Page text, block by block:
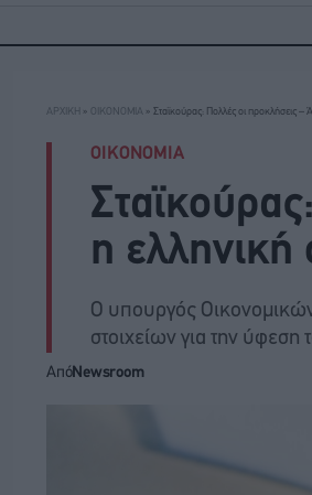
ΑΡΧΙΚΗ » ΟΙΚΟΝΟΜΙΑ » Σταϊκούρας: Πολλές οι προκλήσεις –
ΟΙΚΟΝΟΜΙΑ
η ελληνική
Ο υπουργός
στοιχείων για την ύφεση
ΑπόNewsroom